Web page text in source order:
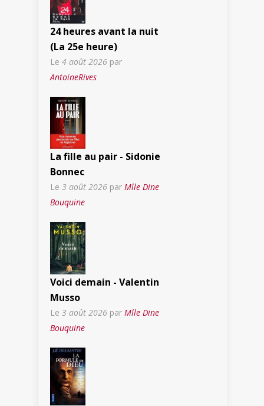
24 heures avant la nuit
(La 25e heure)
Le 4 août 2026 par
AntoineRives
La fille au pair - Sidonie
Bonnec
Le 3 août 2026 par Mlle Dine
Bouquine
Voici demain - Valentin
Musso
Le 3 août 2026 par Mlle Dine
Bouquine